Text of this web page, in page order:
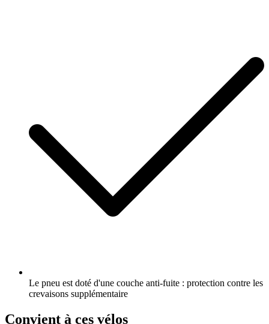
Le pneu est doté d'une couche anti-fuite : protection contre les
crevaisons supplémentaire
Convient à ces vélos